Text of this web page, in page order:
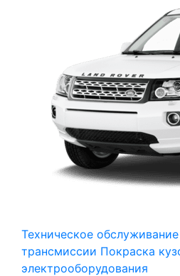
Техническое обслуживание
трансмиссии Покраска
электрооборудования